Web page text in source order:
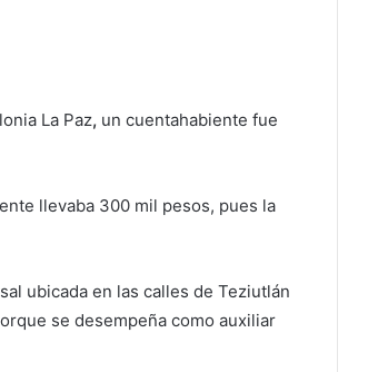
La Paz, un cuentahabiente fue
llevaba 300 mil pesos, pues la
ubicada en las calles de Teziutlán
se desempeña como auxiliar